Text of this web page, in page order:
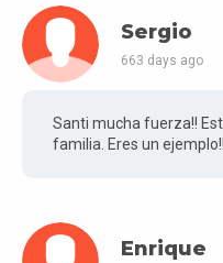
Sergio
663 days ago
Santi mucha fuerza!!
familia. Eres un ejemplo!!
Enrique